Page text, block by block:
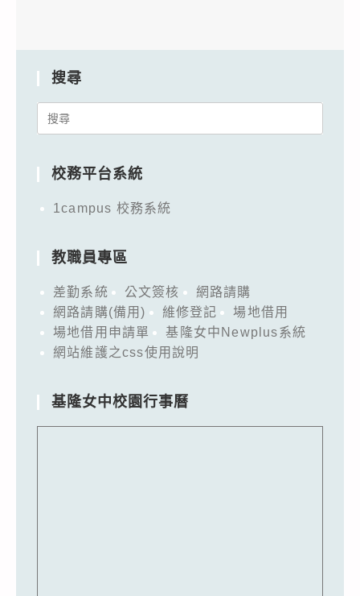
搜尋
Search
校務平台系統
1campus 校務系統
教職員專區
差勤系統 公文簽核
網路請購
網路請購(備用)
維修登記
場地借用
場地借用申請單
基隆女中Newplus系統
網站維護之css使用說明
基隆女中校園行事曆